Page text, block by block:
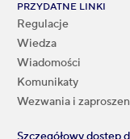
PRZYDATNE LINKI
Regulacje
Wiedza
Wiadomości
Komunikaty
Wezwania i